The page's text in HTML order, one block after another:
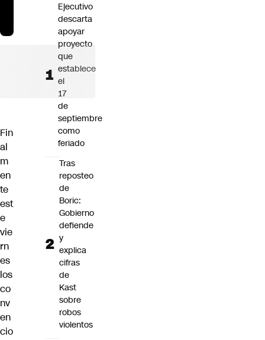
Fin
al
m
en
te
est
e
vie
rn
es
los
co
nv
en
cio
Ejecutivo
descarta
apoyar
proyecto
que
establece
el
17
de
septiembre
como
feriado
Tras
reposteo
de
Boric:
Gobierno
defiende
y
explica
cifras
de
Kast
sobre
robos
violentos